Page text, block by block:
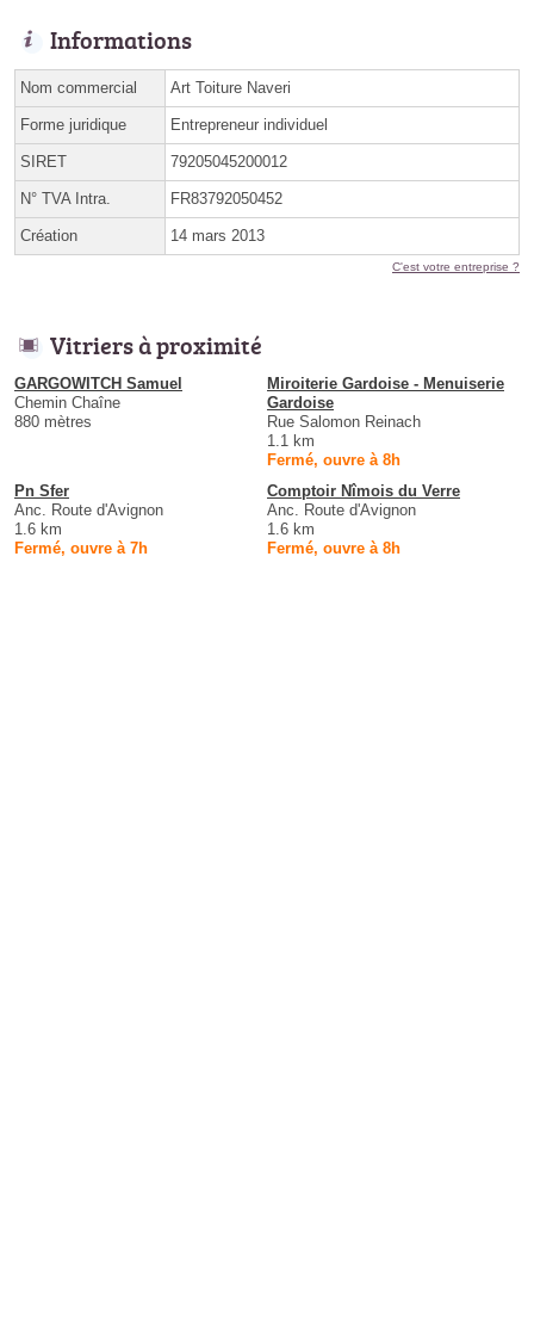
Informations
Nom commercial Art Toiture Naveri
Forme juridique Entrepreneur individuel
SIRET 79205045200012
N° TVA Intra. FR83792050452
Création 14 mars 2013
C'est votre entreprise ?
Vitriers à proximité
GARGOWITCH Samuel
Chemin Chaîne
880 mètres
Miroiterie Gardoise - Menuiserie
Gardoise
Rue Salomon Reinach
1.1 km
Fermé, ouvre à 8h
Pn Sfer
Anc. Route d'Avignon
1.6 km
Fermé, ouvre à 7h
Comptoir Nîmois du Verre
Anc. Route d'Avignon
1.6 km
Fermé, ouvre à 8h